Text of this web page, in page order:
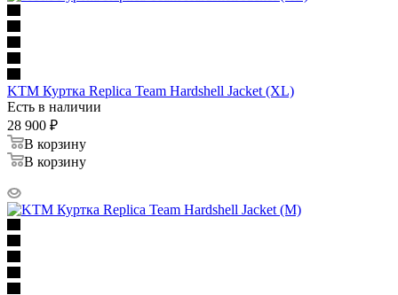
KTM Куртка Replica Team Hardshell Jacket (XL)
Есть в наличии
28 900 ₽
В корзину
В корзину